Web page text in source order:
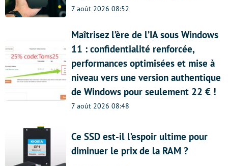
7 août 2026 08:52
Maîtrisez l’ère de l’IA sous Windows
11 : confidentialité renforcée,
performances optimisées et mise à
niveau vers une version authentique
de Windows pour seulement 22 € !
7 août 2026 08:48
Ce SSD est-il l’espoir ultime pour
diminuer le prix de la RAM ?